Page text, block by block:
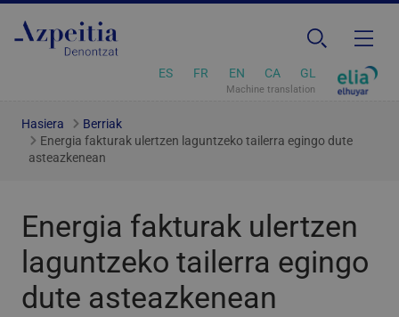
ES FR EN CA GL
Machine translation
Hasiera
Berriak
Energia fakturak ulertzen laguntzeko tailerra egingo dute
asteazkenean
Energia fakturak ulertzen
laguntzeko tailerra egingo
dute asteazkenean